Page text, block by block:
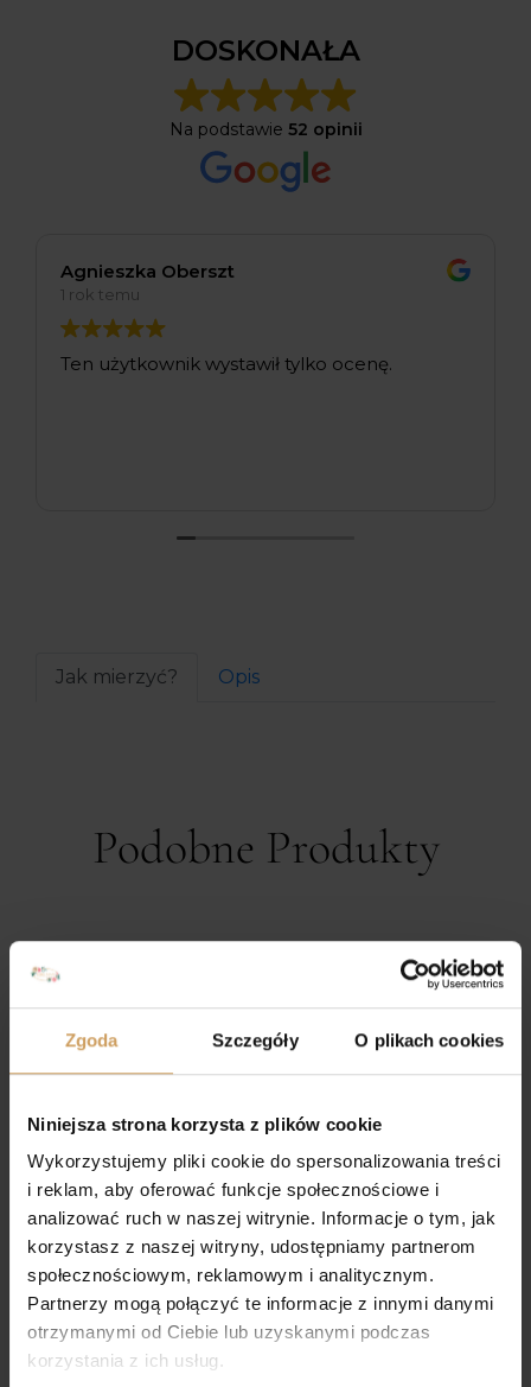
Zgoda Szczegóły O plikach cookies
Niniejsza strona korzysta z plików cookie
Wykorzystujemy pliki cookie do spersonalizowania treści
i reklam, aby oferować funkcje społecznościowe i
analizować ruch w naszej witrynie. Informacje o tym, jak
korzystasz z naszej witryny, udostępniamy partnerom
społecznościowym, reklamowym i analitycznym.
Partnerzy mogą połączyć te informacje z innymi danymi
otrzymanymi od Ciebie lub uzyskanymi podczas
korzystania z ich usług.
DOSKONAŁA
Na podstawie 52 opinii
Agnieszka Oberszt
1 rok temu
Ten użytkownik wystawił tylko ocenę.
Jak mierzyć? Opis
Podobne Produkty
Opaska komunijna 420
45,00
Wianek komunijny
Model M223
89,00